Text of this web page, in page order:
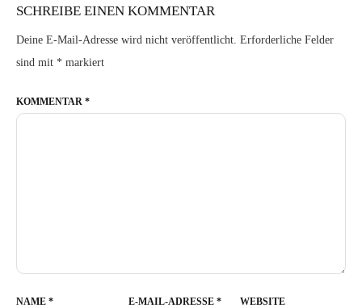
SCHREIBE EINEN KOMMENTAR
Deine E-Mail-Adresse wird nicht veröffentlicht. Erforderliche Felder
sind mit * markiert
KOMMENTAR *
NAME * E-MAIL-ADRESSE * WEBSITE